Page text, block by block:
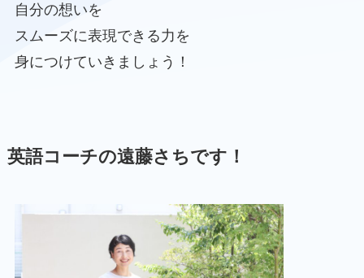
自分の想いを
スムーズに表現できる力を
身につけていきましょう！
英語コーチの遠藤さちです！